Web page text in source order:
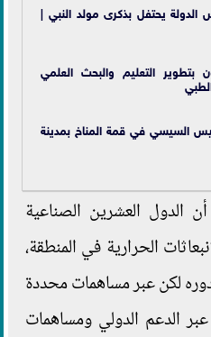
يحتفل بذكرى مولد النبي |
التعليم والبحث العلمي
السيسي في قمة المناخ بمدينة
الدول العشرين الصناعية
عن الانبعاثات الحرارية في المنطقة،
لكن عبر مساهمات محددة
الدعم الدولي ومساهمات